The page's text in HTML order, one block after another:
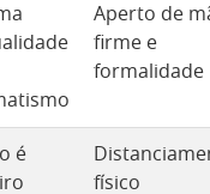
Aperto de
firme e
formalidade
é
físico